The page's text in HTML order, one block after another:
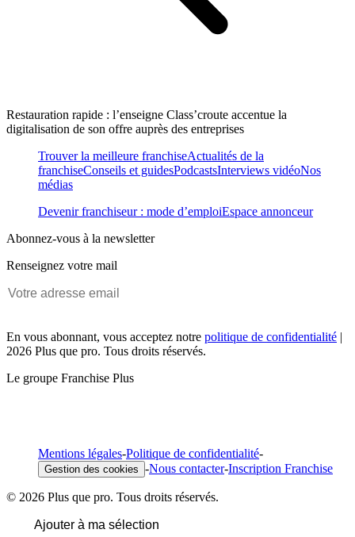
Restauration rapide : l’enseigne Class’croute accentue la
digitalisation de son offre auprès des entreprises
Trouver la meilleure franchiseActualités de la
franchiseConseils et guidesPodcastsInterviews vidéoNos
médias
Devenir franchiseur : mode d’emploiEspace annonceur
Abonnez-vous à la newsletter
Renseignez votre mail
En vous abonnant, vous acceptez notre politique de confidentialité |
2026 Plus que pro. Tous droits réservés.
Le groupe Franchise Plus
Mentions légales-Politique de confidentialité-
Gestion des cookies -Nous contacter-Inscription Franchise
© 2026 Plus que pro. Tous droits réservés.
Ajouter à ma sélection